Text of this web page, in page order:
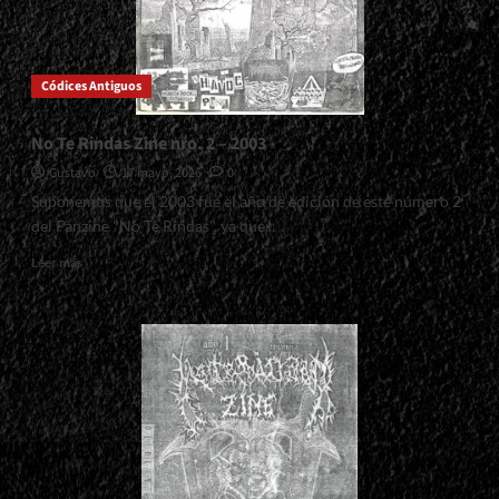
Códices Antiguos
No Te Rindas Zine nro. 2 – 2003
Gustavo 17 mayo, 2026
0
Suponemos que el 2003 fue el año de edición de este número 2
del Fanzine "No Te Rindas", ya que...
Leer másRead
more
about
No
Te
Rindas
Zine
nro.
2
–
2003